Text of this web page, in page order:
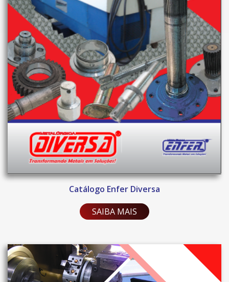
Catálogo Enfer Diversa
SAIBA MAIS